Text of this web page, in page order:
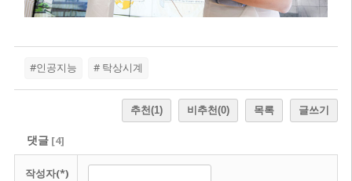
#인공지능 # 탁상시계
추천(1) 비추천(0) 목록 글쓰기
댓글[4]
작성자(*)